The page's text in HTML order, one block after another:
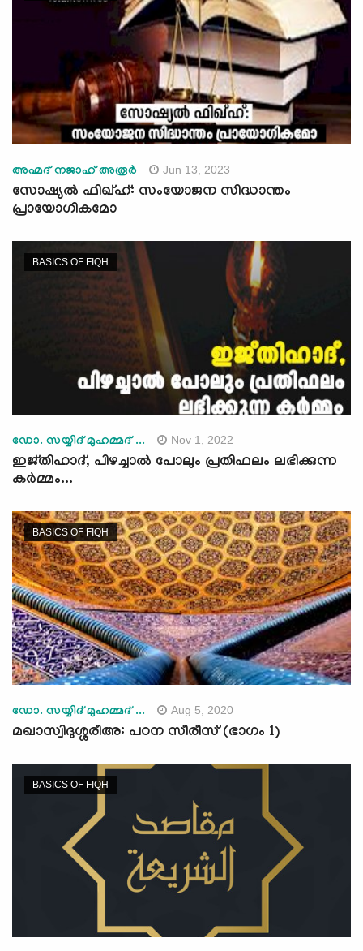
അഹ്മദ് നജാഹ് അരൂര്‍ Jun 13, 2023
സോഷ്യല്‍ ഫിഖ്ഹ്: സംയോജന സിദ്ധാന്തം
പ്രായോഗികമോ
BASICS OF FIQH
ഡോ. സയ്യിദ് മുഹമ്മദ് ... Nov 1, 2022
ഇജ്തിഹാദ്, പിഴച്ചാല്‍ പോലും പ്രതിഫലം ലഭിക്കുന്ന
കര്‍മ്മം...
BASICS OF FIQH
ഡോ. സയ്യിദ് മുഹമ്മദ് ... Aug 5, 2020
മഖാസ്വിദുശ്ശരീഅ: പഠന സീരീസ് (ഭാഗം 1)
BASICS OF FIQH